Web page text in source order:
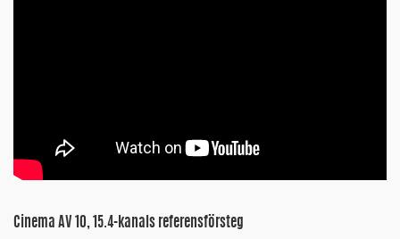
Cinema AV 10, 15.4-kanals referensförsteg